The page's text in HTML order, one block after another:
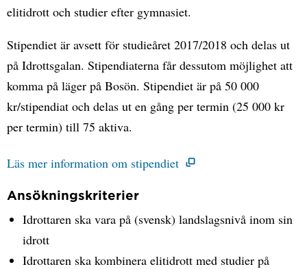
elitidrott och studier efter gymnasiet.
Stipendiet är avsett för studieåret 2017/2018 och delas ut
på Idrottsgalan. Stipendiaterna får dessutom möjlighet att
komma på läger på Bosön. Stipendiet är på 50 000
kr/stipendiat och delas ut en gång per termin (25 000 kr
per termin) till 75 aktiva.
Läs mer information om stipendiet
Ansökningskriterier
Idrottaren ska vara på (svensk) landslagsnivå inom sin
idrott
Idrottaren ska kombinera elitidrott med studier på